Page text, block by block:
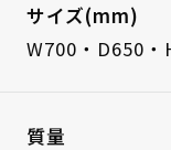
サイズ(mm)
W700・D650
質量